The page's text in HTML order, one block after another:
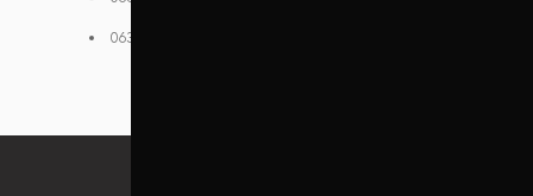
063 396 33 26